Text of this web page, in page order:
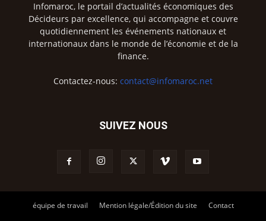
Infomaroc, le portail d’actualités économiques des
Décideurs par excellence, qui accompagne et couvre
quotidiennement les événements nationaux et
internationaux dans le monde de l’économie et de la
finance.
Contactez-nous: contact@infomaroc.net
SUIVEZ NOUS
équipe de travail Mention légale/Édition du site Contact